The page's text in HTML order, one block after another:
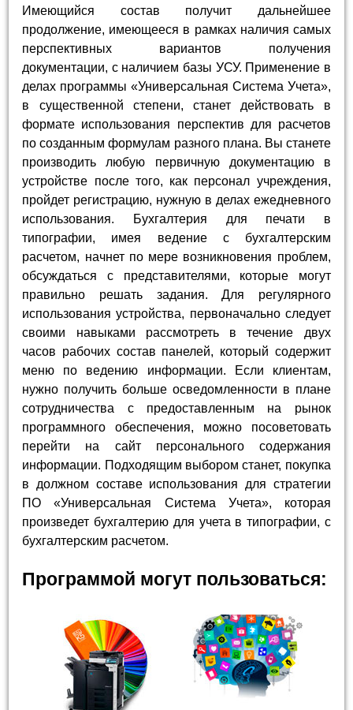
Имеющийся состав получит дальнейшее
продолжение, имеющееся в рамках наличия самых
перспективных вариантов получения
документации, с наличием базы УСУ. Применение в
делах программы «Универсальная Система Учета»,
в существенной степени, станет действовать в
формате использования перспектив для расчетов
по созданным формулам разного плана. Вы станете
производить любую первичную документацию в
устройстве после того, как персонал учреждения,
пройдет регистрацию, нужную в делах ежедневного
использования. Бухгалтерия для печати в
типографии, имея ведение с бухгалтерским
расчетом, начнет по мере возникновения проблем,
обсуждаться с представителями, которые могут
правильно решать задания. Для регулярного
использования устройства, первоначально следует
своими навыками рассмотреть в течение двух
часов рабочих состав панелей, который содержит
меню по ведению информации. Если клиентам,
нужно получить больше осведомленности в плане
сотрудничества с предоставленным на рынок
программного обеспечения, можно посоветовать
перейти на сайт персонального содержания
информации. Подходящим выбором станет, покупка
в должном составе использования для стратегии
ПО «Универсальная Система Учета», которая
произведет бухгалтерию для учета в типографии, с
бухгалтерским расчетом.
Программой могут пользоваться: